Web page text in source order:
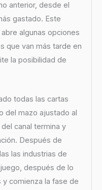
anterior, desde el
gastado. Este
algunas opciones
que van más tarde en
la posibilidad de
todas las cartas
del mazo ajustado al
canal termina y
Después de
las industrias de
después de lo
y comienza la fase de